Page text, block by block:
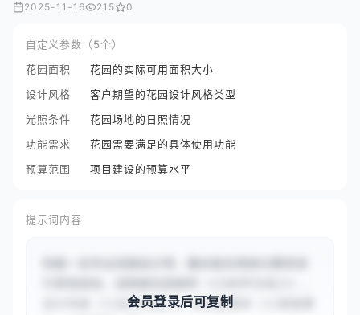
2025-11-16 215 0
自定义参数（5个）
花园面积
花园的实际可用面积大小
设计风格
客户期望的花园设计风格类型
光照条件
花园场地的日照情况
功能需求
花园需要满足的具体使用功能
预算范围
项目建设的预算水平
提示词内容
设计风格（{{自然生态}}）和功能需求（{{家庭聚
会员登录后可复制